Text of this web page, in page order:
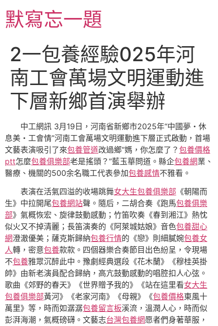
至
主默寫忘一題
2一包養經驗025年河
南工會萬場文明運動進
下層新鄉首演舉辦
中工網訊 3月19日，河南省新鄉市2025年“中國夢・休
息美・工會情”河南工會萬場文明運動進下層正式啟動，首場
文藝表演吸引了來包養管道改過鄉“媽，你怎麼了？ 包養價格
ptt怎麼包養俱樂部老是搖頭？”藍玉華問道。縣企包養網業、
醫療、機關的500余名職工代表參加包養感情不雅看。
表演在活氣四溢的收場跳舞女大生包養俱樂部 《朝陽而
生》中拉開尾包養網站聲。隨后，二胡合奏《跑馬包養俱樂
部》氣概恢宏、旋律鼓動感動；竹笛吹奏《春到湘江》熱忱
似火又不掉清麗；長笛演奏的《阿萊城姑娘》音色包養甜心
網澄澈優美；薩克斯歸納包養行情的《戀》則細膩婉包養女
人轉，密意包養款款。四個器樂合奏節目出色紛呈，令現場
不包養雅眾沉醉此中。豫劇經典選段《花木蘭》《穆桂英掛
帥》由新老演員配合歸納，高亢鼓動感動的唱腔扣人心弦。
歌曲《郊野的春天》《世界贈予我的》《站在這里看女大生
包養俱樂部黃河》《老家河南》《母親》《包養價格東風十
萬里》等，時而如潺潺包養留言板溪流，溫潤人心，時而似
彭湃海潮，氣概磅礴。文藝志台灣包養網愿者們身著華服，